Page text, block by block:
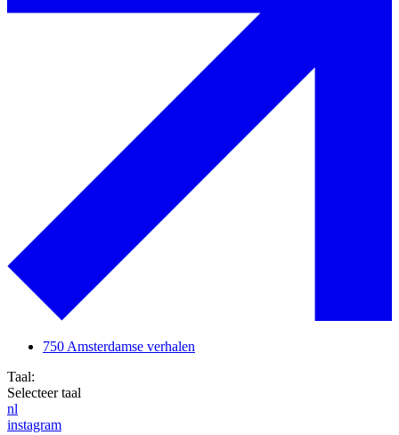
750 Amsterdamse verhalen
Taal:
Selecteer taal
nl
instagram